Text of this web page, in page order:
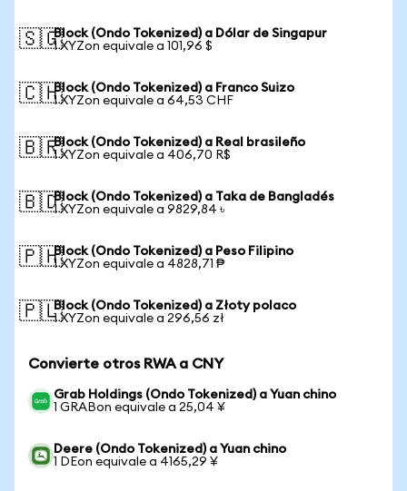
🇸🇬Block (Ondo Tokenized) a Dólar de Singapur
1 XYZon equivale a 101,96 $
🇨🇭Block (Ondo Tokenized) a Franco Suizo
1 XYZon equivale a 64,53 CHF
🇧🇷Block (Ondo Tokenized) a Real brasileño
1 XYZon equivale a 406,70 R$
🇧🇩Block (Ondo Tokenized) a Taka de Bangladés
1 XYZon equivale a 9829,84 ৳
🇵🇭Block (Ondo Tokenized) a Peso Filipino
1 XYZon equivale a 4828,71 ₱
🇵🇱Block (Ondo Tokenized) a Złoty polaco
1 XYZon equivale a 296,56 zł
Convierte otros RWA a CNY
Grab Holdings (Ondo Tokenized) a Yuan chino
1 GRABon equivale a 25,04 ¥
Deere (Ondo Tokenized) a Yuan chino
1 DEon equivale a 4165,29 ¥